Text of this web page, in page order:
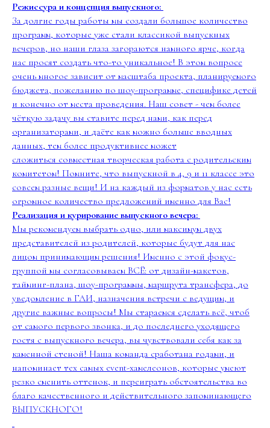
Режиссура и концепция выпускного:
За долгие годы работы мы создали большое количество
программ, которые уже стали классикой выпускных
вечеров, но наши глаза загораются намного ярче, когда
нас просят создать что-то уникальное! В этом вопросе
очень многое зависит от масштаба проекта, планируемого
бюджета, пожеланию по шоу-программе, специфике детей
и конечно от места проведения. Наш совет - чем более
чёткую задачу вы ставите перед нами, как перед
организаторами, и даёте как можно больше вводных
данных, тем более продуктивнее может
сложиться совместная творческая работа с родительским
комитетом! Помните, что выпускной в 4, 9 и 11 классе это
совсем разные вещи! И на каждый из форматов у нас есть
огромное количество предложений именно для Вас!
Реализация и курирование выпускного вечера:
Мы рекомендуем выбрать одно, или максимум двух
представителей из родителей, которые будут для нас
лицом принимающим решения! Именно с этой фокус-
группой мы согласовываем ВСЁ: от дизайн-макетов,
тайминг-плана, шоу-программы, маршрута трансфера, до
уведомление в ГАИ, назначения встречи с ведущим, и
другие важные вопросы! Мы стараемся сделать всё, чтоб
от самого первого звонка, и до последнего уходящего
гостя с выпускного вечера, вы чувствовали себя как за
каменной стеной! Наша команда сработана годами, и
напоминает тех самых event-хамелеонов, которые умеют
резко сменить оттенок, и переиграть обстоятельства во
благо качественного и действительного запоминающего
ВЫПУСКНОГО!